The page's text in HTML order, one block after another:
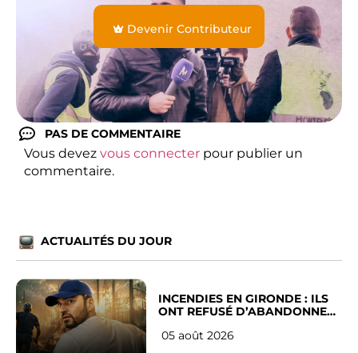
Devenir Contributeur
PAS DE COMMENTAIRE
Vous devez vous connecter pour publier un
commentaire.
ACTUALITÉS DU JOUR
INCENDIES EN GIRONDE : ILS
ONT REFUSÉ D’ABANDONNER
05 août 2026